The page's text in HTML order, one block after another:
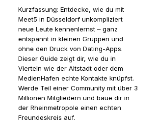
Kurzfassung: Entdecke, wie du mit
Meet5 in Düsseldorf unkompliziert
neue Leute kennenlernst – ganz
entspannt in kleinen Gruppen und
ohne den Druck von Dating-Apps.
Dieser Guide zeigt dir, wie du in
Vierteln wie der Altstadt oder dem
MedienHafen echte Kontakte knüpfst.
Werde Teil einer Community mit über 3
Millionen Mitgliedern und baue dir in
der Rheinmetropole einen echten
Freundeskreis auf.